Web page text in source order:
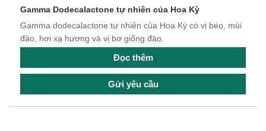
Gamma Dodecalactone tự nhiên của Hoa Kỳ
Gamma dodecalactone tự nhiên của Hoa Kỳ có vị béo, mùi
đào, hơi xạ hương và vị bơ giống đào.
Đọc thêm
Gửi yêu cầu